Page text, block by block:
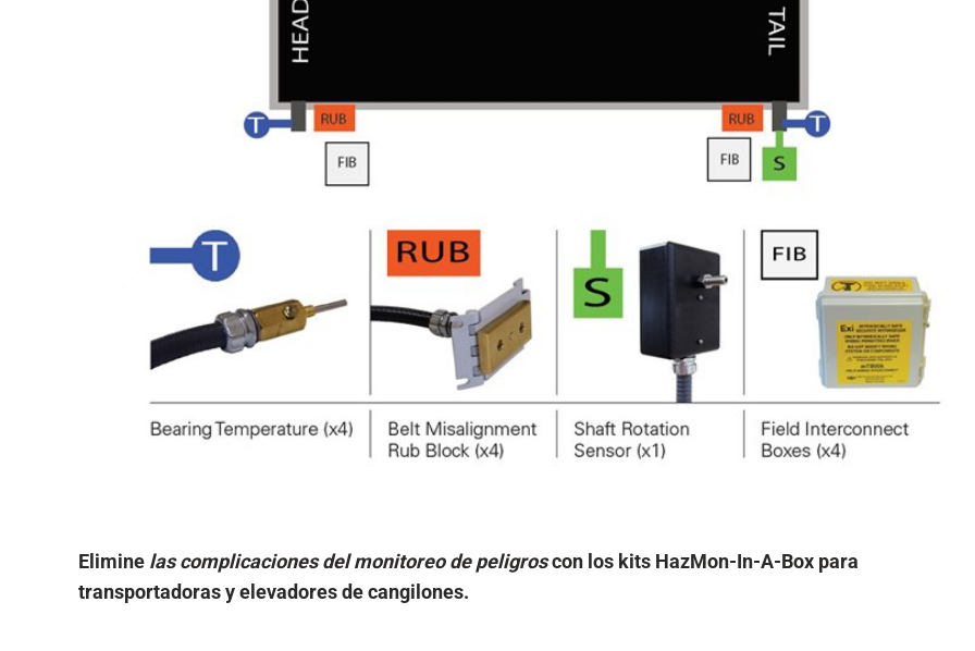
Elimine las complicaciones del monitoreo de peligroscon los kits HazMon-In-A-Box para
transportadoras y elevadores de cangilones.